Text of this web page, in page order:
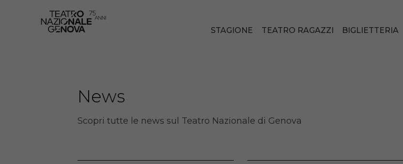
News
Scopri tutte le news sul Teatro Nazionale di Genova
STAGIONE TEATRO RAGAZZI BIGLIETTERIA